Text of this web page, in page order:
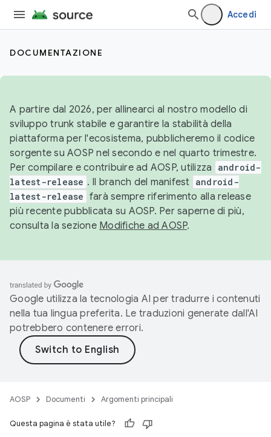
Accedi
DOCUMENTAZIONE
A partire dal 2026, per allinearci al nostro modello di
sviluppo trunk stabile e garantire la stabilità della
piattaforma per l'ecosistema, pubblicheremo il codice
sorgente su AOSP nel secondo e nel quarto trimestre.
Per compilare e contribuire ad AOSP, utilizza
android-
latest-release . Il branch del manifest android-
latest-release farà sempre riferimento alla release
più recente pubblicata su AOSP. Per saperne di più,
consulta la sezione Modifiche ad AOSP.
Google utilizza la tecnologia AI per tradurre i contenuti
nella tua lingua preferita. Le traduzioni generate dall'AI
potrebbero contenere errori.
AOSP Documenti Argomenti principali
Questa pagina è stata utile?